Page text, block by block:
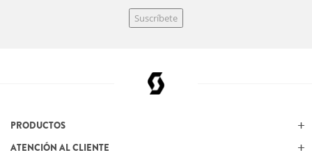
Suscríbete
PRODUCTOS
ATENCIÓN AL CLIENTE